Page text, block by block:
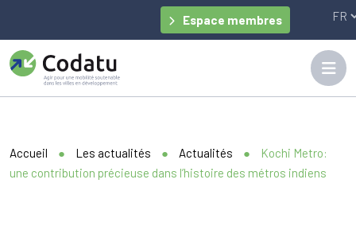
Espace membres
Accueil ● Les actualités ● Actualités ●
Kochi Metro:
une contribution précieuse dans l’histoire des métros indiens
Panneau de gestion des cookies